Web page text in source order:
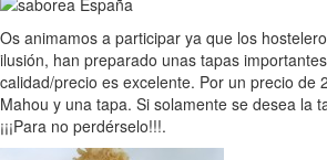
Os animamos a participar ya que los
ilusión, han preparado unas tapas
calidad/precio es excelente. Por un precio de
Mahou y una tapa. Si solamente se desea la
¡¡¡Para no perdérselo!!!.